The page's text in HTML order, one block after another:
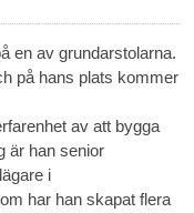
en av grundarstolarna.
på hans plats kommer
av att bygga
är han senior
i
har han skapat flera